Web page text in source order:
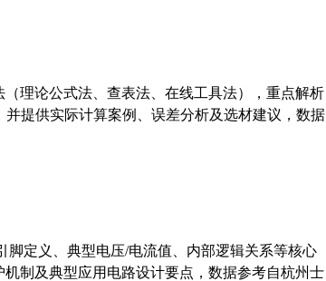
理论公式法、查表法、在线工具法），重点解析
并提供实际计算案例、误差分析及选材建议，数据
脚定义、典型电压/电流值、内部逻辑关系等核心
制及典型应用电路设计要点，数据参考自杭州士